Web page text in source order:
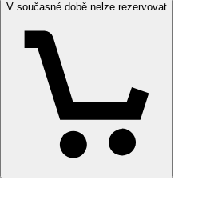
V současné době nelze rezervovat